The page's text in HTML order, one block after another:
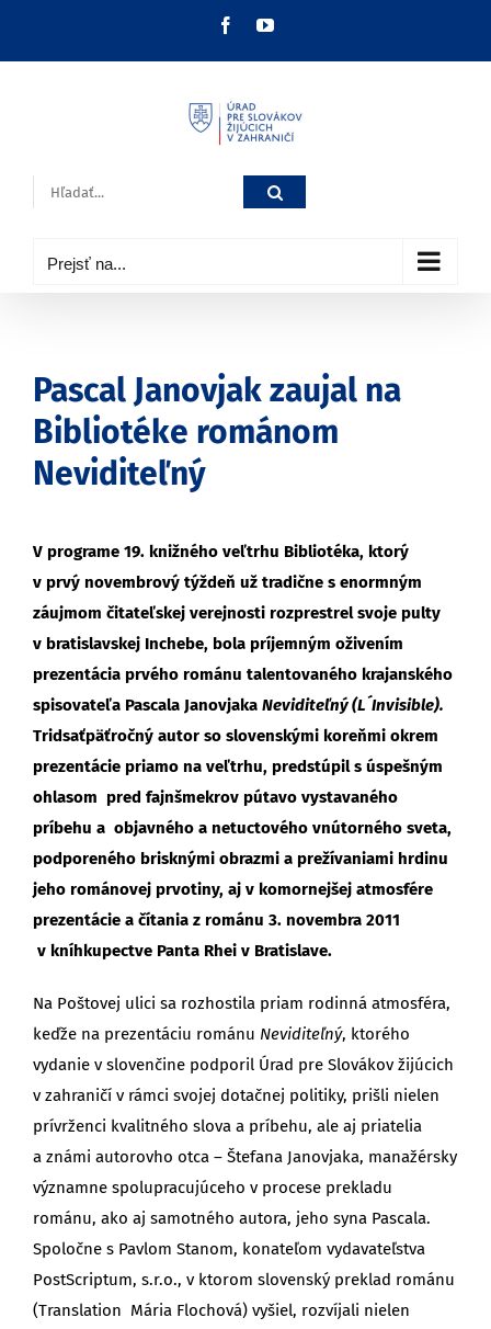
FacebookYouTube
Hľadať:
Prejsť na...
Pascal Janovjak zaujal na
Bibliotéke románom
Neviditeľný
V programe 19. knižného veľtrhu Bibliotéka, ktorý
v prvý novembrový týždeň už tradične s enormným
záujmom čitateľskej verejnosti rozprestrel svoje pulty
v bratislavskej Inchebe, bola príjemným oživením
prezentácia prvého románu talentovaného krajanského
spisovateľa Pascala Janovjaka Neviditeľný (L´Invisible).
Tridsaťpäťročný autor so slovenskými koreňmi okrem
prezentácie priamo na veľtrhu, predstúpil s úspešným
ohlasom pred fajnšmekrov pútavo vystavaného
príbehu a objavného a netuctového vnútorného sveta,
podporeného brisknými obrazmi a prežívaniami hrdinu
jeho románovej prvotiny, aj v komornejšej atmosfére
prezentácie a čítania z románu 3. novembra 2011
v kníhkupectve Panta Rhei v Bratislave.
Na Poštovej ulici sa rozhostila priam rodinná atmosféra,
keďže na prezentáciu románu Neviditeľný, ktorého
vydanie v slovenčine podporil Úrad pre Slovákov žijúcich
v zahraničí v rámci svojej dotačnej politiky, prišli nielen
prívrženci kvalitného slova a príbehu, ale aj priatelia
a známi autorovho otca – Štefana Janovjaka, manažérsky
významne spolupracujúceho v procese prekladu
románu, ako aj samotného autora, jeho syna Pascala.
Spoločne s Pavlom Stanom, konateľom vydavateľstva
PostScriptum, s.r.o., v ktorom slovenský preklad románu
(Translation Mária Flochová) vyšiel, rozvíjali nielen